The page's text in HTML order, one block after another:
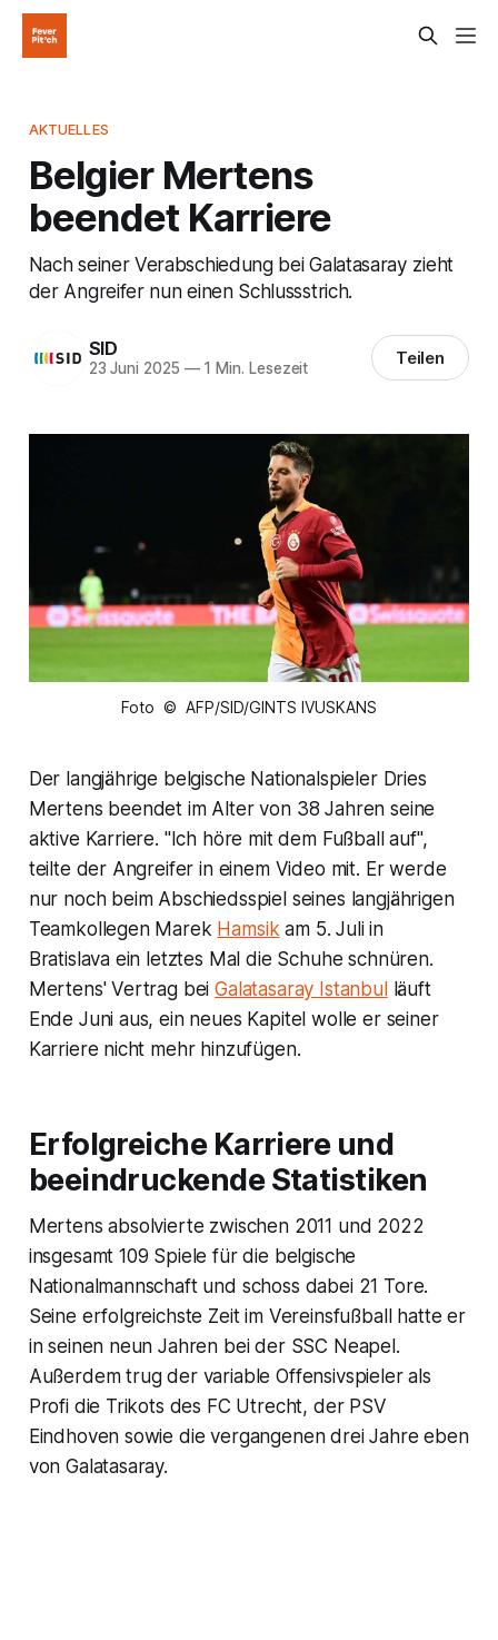
AKTUELLES
Belgier Mertens
beendet Karriere
Nach seiner Verabschiedung bei Galatasaray zieht
der Angreifer nun einen Schlussstrich.
SID
23 Juni 2025 —1 Min. Lesezeit Teilen
Foto © AFP/SID/GINTS IVUSKANS
Der langjährige belgische Nationalspieler Dries
Mertens beendet im Alter von 38 Jahren seine
aktive Karriere. "Ich höre mit dem Fußball auf",
teilte der Angreifer in einem Video mit. Er werde
nur noch beim Abschiedsspiel seines langjährigen
Teamkollegen Marek Hamsik am 5. Juli in
Bratislava ein letztes Mal die Schuhe schnüren.
Mertens' Vertrag beiGalatasaray Istanbulläuft
Ende Juni aus, ein neues Kapitel wolle er seiner
Karriere nicht mehr hinzufügen.
Erfolgreiche Karriere und
beeindruckende Statistiken
Mertens absolvierte zwischen 2011 und 2022
insgesamt 109 Spiele für die belgische
Nationalmannschaft und schoss dabei 21 Tore.
Seine erfolgreichste Zeit im Vereinsfußball hatte er
in seinen neun Jahren bei der SSC Neapel.
Außerdem trug der variable Offensivspieler als
Profi die Trikots des FC Utrecht, der PSV
Eindhoven sowie die vergangenen drei Jahre eben
von Galatasaray.